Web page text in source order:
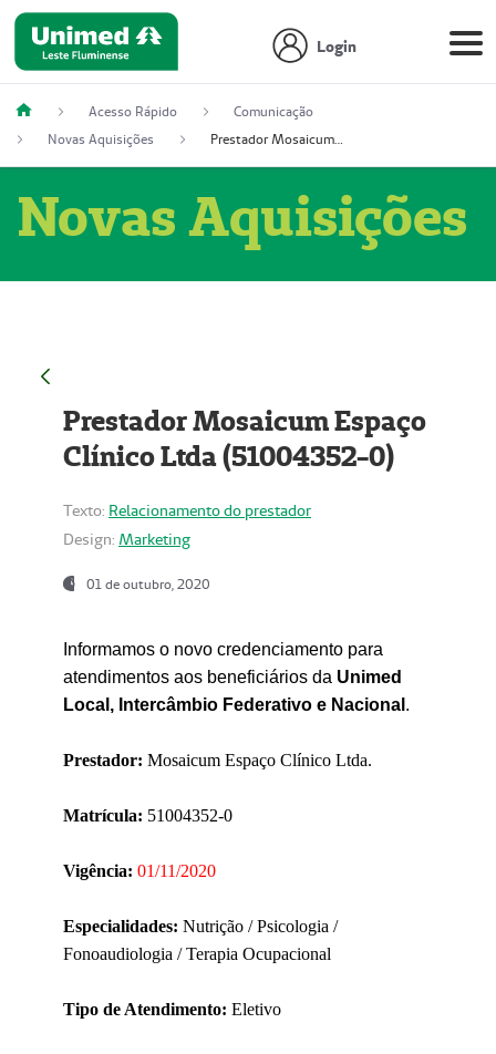
Login
Acesso Rápido
Comunicação
Novas Aquisições
Prestador Mosaicum Espaço Clínico Ltda (51004352-0)
Novas Aquisições
Prestador Mosaicum Espaço
Clínico Ltda (51004352-0)
Texto: Relacionamento do prestador
Design: Marketing
01 de outubro, 2020
Informamos o novo credenciamento para
atendimentos aos beneficiários da Unimed
Local, Intercâmbio Federativo e Nacional .
Prestador: Mosaicum Espaço Clínico Ltda.
Matrícula: 51004352-0
Vigência: 01/11/2020
Especialidades: Nutrição / Psicologia /
Fonoaudiologia / Terapia Ocupacional
Tipo de Atendimento: Eletivo